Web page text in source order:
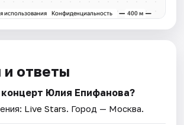
ответы
концерт Юлия Епифанова?
Live Stars. Город — Москва.